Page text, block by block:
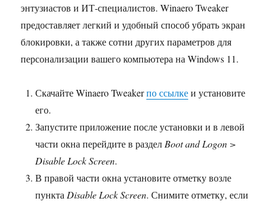
энтузиастов и ИТ-специалистов. Winaero Tweaker
предоставляет легкий и удобный способ убрать экран
блокировки, а также сотни других параметров для
персонализации вашего компьютера на Windows 11.
Скачайте Winaero Tweakerпо ссылкеи установите
его.
Запустите приложение после установки и в левой
части окна перейдите в раздел Boot and Logon >
Disable Lock Screen.
В правой части окна установите отметку возле
пункта Disable Lock Screen. Снимите отметку, если